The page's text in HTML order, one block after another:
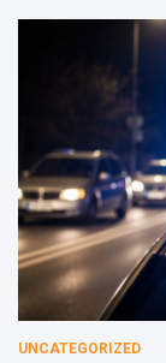
UNCATEGORIZED